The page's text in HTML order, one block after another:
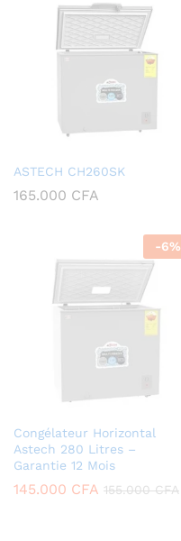
ASTECH CH260SK
165.000 CFA
-6%
Congélateur Horizontal
Astech 280 Litres –
Garantie 12 Mois
145.000 CFA 155.000CFA